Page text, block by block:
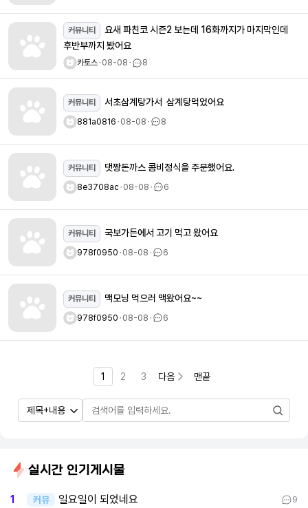
커뮤니티
후반부까지 봤어요
카토스ㆍ08-08ㆍ 8
커뮤니티 서초삼계탕가서 삼계탕먹었어요
881a0816ㆍ08-08ㆍ 8
커뮤니티 댓짱돈까스 콤비정식을 주문했어요.
8e3708acㆍ08-08ㆍ 6
커뮤니티 국보가든에서 고기 먹고 왔어요
978f0950ㆍ08-08ㆍ 6
커뮤니티 맥모닝 먹으러 맥왔어요~~
978f0950ㆍ08-08ㆍ 6
1 2 3 다음 맨끝
실시간 인기게시물
1 커뮤 일요일이 되었네요 9